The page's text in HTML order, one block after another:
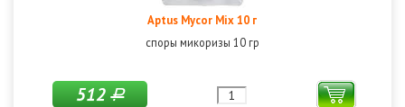
Aptus Mycor Mix 10 г
споры микоризы 10 гр
512Р